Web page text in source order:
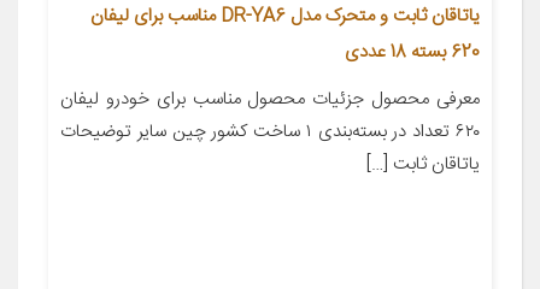
یاتاقان ثابت و متحرک مدل DR-YA6 مناسب برای لیفان
620 بسته 18 عددی
معرفی محصول جزئیات محصول مناسب برای خودرو لیفان
۶۲۰ تعداد در بسته‌بندی ۱ ساخت کشور چین سایر توضیحات
یاتاقان ثابت […]